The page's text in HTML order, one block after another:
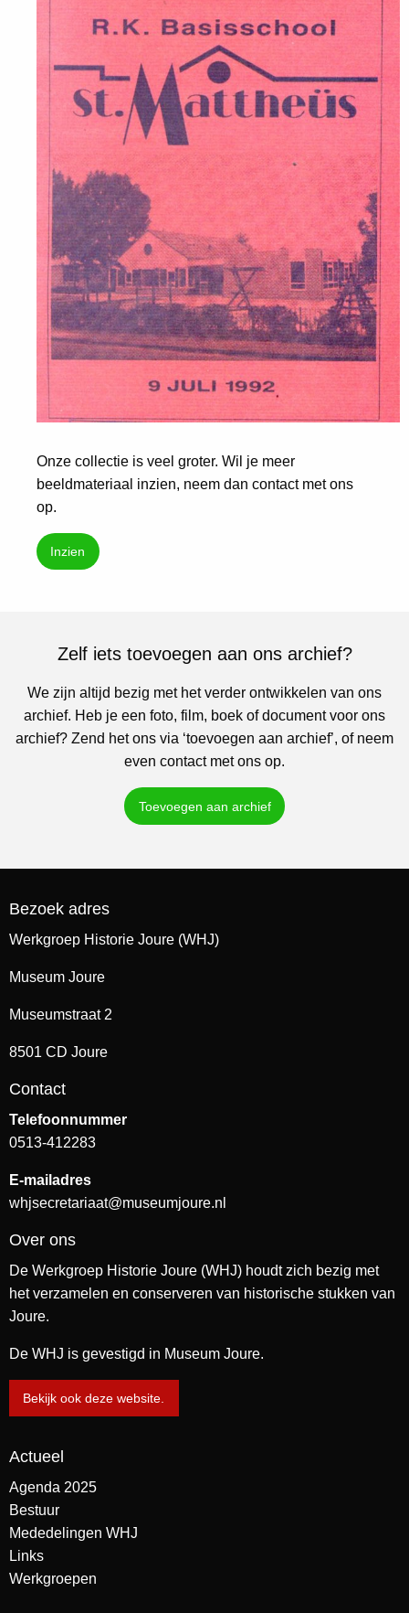
Onze collectie is veel groter. Wil je meer
beeldmateriaal inzien, neem dan contact met ons
op.
Inzien
Zelf iets toevoegen aan ons archief?
We zijn altijd bezig met het verder ontwikkelen van ons
archief. Heb je een foto, film, boek of document voor ons
archief? Zend het ons via ‘toevoegen aan archief’, of neem
even contact met ons op.
Toevoegen aan archief
Bezoek adres
Werkgroep Historie Joure (WHJ)
Museum Joure
Museumstraat 2
8501 CD Joure
Contact
Telefoonnummer
0513-412283
E-mailadres
whjsecretariaat@museumjoure.nl
Over ons
De Werkgroep Historie Joure (WHJ) houdt zich bezig met
het verzamelen en conserveren van historische stukken van
Joure.
De WHJ is gevestigd in Museum Joure.
Bekijk ook deze website.
Actueel
Agenda 2025
Bestuur
Mededelingen WHJ
Links
Werkgroepen